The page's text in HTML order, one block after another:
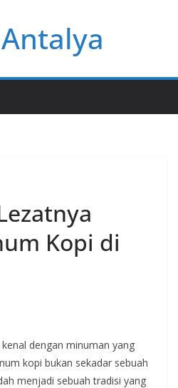
Kopi di
dengan minuman yang
kopi bukan sekadar sebuah
menjadi sebuah tradisi yang